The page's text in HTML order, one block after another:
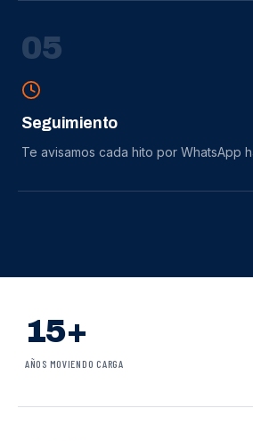
05
Seguimiento
Te avisamos cada hito por WhatsApp
15+
AÑOS MOVIENDO CARGA